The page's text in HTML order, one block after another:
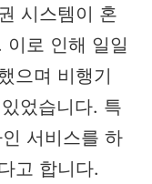
시스템이 혼
이로 인해 일일
으며 비행기
었습니다. 특
서비스를 하
고 합니다.